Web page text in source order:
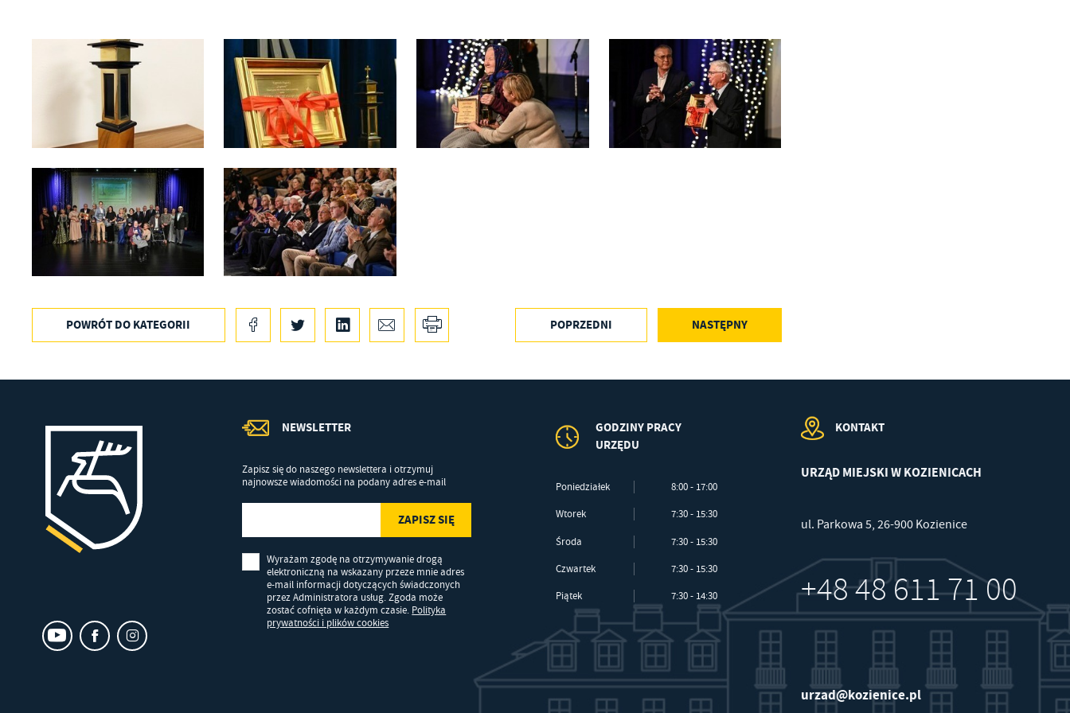
POWRÓT DO KATEGORII POPRZEDNI NASTĘPNY
NEWSLETTER
Zapisz się do naszego newslettera i otrzymuj
najnowsze wiadomości na podany adres e-mail
Wyrażam zgodę na otrzymywanie drogą
elektroniczną na wskazany przeze mnie adres
e-mail informacji dotyczących świadczonych
przez Administratora usług. Zgoda może
zostać cofnięta w każdym czasie. Polityka
prywatności i plików cookies
GODZINY PRACY
URZĘDU
Poniedziałek 8:00 - 17:00
Wtorek 7:30 - 15:30
Środa 7:30 - 15:30
Czwartek 7:30 - 15:30
Piątek 7:30 - 14:30
KONTAKT
URZĄD MIEJSKI W KOZIENICACH
ul. Parkowa 5, 26-900 Kozienice
+48 48 611 71 00
urzad@kozienice.pl
Promocyjne pliki cookies służą do prezentowania Ci naszych komunikatów na podstawie
analizy Twoich upodobań oraz Twoich zwyczajów dotyczących przeglądanej witryny
internetowej. Treści promocyjne mogą pojawić się na stronach podmiotów trzecich lub firm
będących naszymi partnerami oraz innych dostawców usług. Firmy te działają w charakterze
pośredników prezentujących nasze treści w postaci wiadomości, ofert, komunikatów mediów
społecznościowych.
Więcej